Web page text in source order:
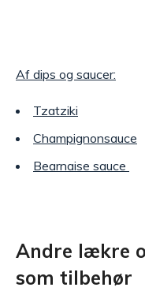
Af dips og saucer:
Tzatziki
Champignonsauce
Bearnaise sauce
Andre lækre
som tilbehør